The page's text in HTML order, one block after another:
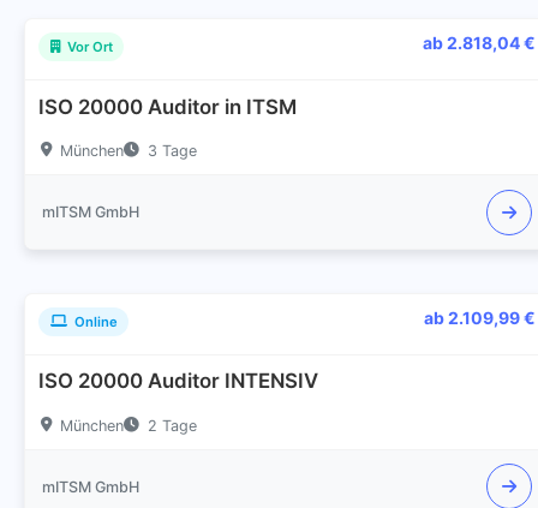
Vor Ort ab 2.818,04 €
ISO 20000 Auditor in ITSM
München 3 Tage
mITSM GmbH
Online ab 2.109,99 €
ISO 20000 Auditor INTENSIV
München 2 Tage
mITSM GmbH